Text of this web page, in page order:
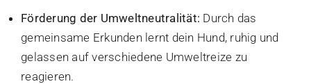
Förderung der Umweltneutralität: Durch das
gemeinsame Erkunden lernt dein Hund, ruhig und
gelassen auf verschiedene Umweltreize zu
reagieren.